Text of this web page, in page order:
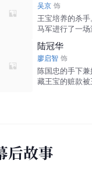
吴京 饰
王宝培养的杀
马军进行了一
陆冠华
廖启智 饰
陈国忠的手下
藏王宝的赃款
后故事